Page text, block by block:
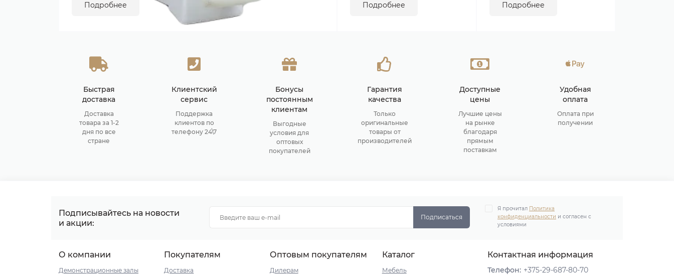
Подробнее Подробнее Подробнее
Быстрая
доставка
Доставка
товара за 1-2
дня по все
стране
Клиентский
сервис
Поддержка
клиентов по
телефону 24\7
Бонусы
постоянным
клиентам
Выгодные
условия для
оптовых
покупателей
Гарантия
качества
Только
оригинальные
товары от
производителей
Доступные
цены
Лучшие цены
на рынке
благодаря
прямым
поставкам
Удобная
оплата
Оплата при
получении
Подписывайтесь на новости
и акции:
Подписаться
Я прочитал Политика
конфиденциальности и согласен с
условиями
О компании
Демонстрационные залы
Покупателям
Доставка
Оптовым покупателям
Дилерам
Каталог
Мебель
Контактная информация
Телефон: +375-29-687-80-70